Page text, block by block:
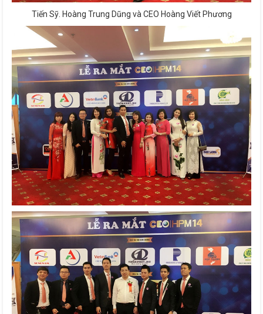
Tiến Sỹ. Hoàng Trung Dũng và CEO Hoàng Viết Phương